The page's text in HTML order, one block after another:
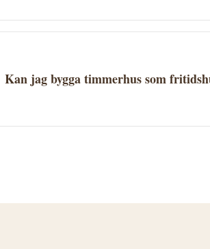
att företaget har erfarenhet av
Kan jag bygga timmerhus som